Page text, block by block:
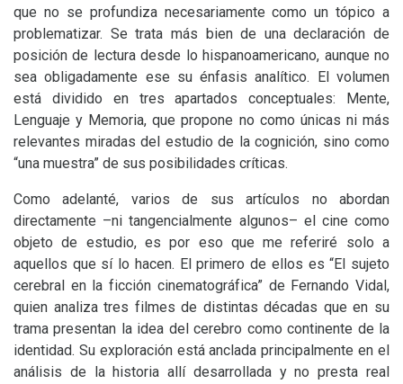
que no se profundiza necesariamente como un tópico a
problematizar. Se trata más bien de una declaración de
posición de lectura desde lo hispanoamericano, aunque no
sea obligadamente ese su énfasis analítico. El volumen
está dividido en tres apartados conceptuales: Mente,
Lenguaje y Memoria, que propone no como únicas ni más
relevantes miradas del estudio de la cognición, sino como
“una muestra” de sus posibilidades críticas.
Como adelanté, varios de sus artículos no abordan
directamente –ni tangencialmente algunos– el cine como
objeto de estudio, es por eso que me referiré solo a
aquellos que sí lo hacen. El primero de ellos es “El sujeto
cerebral en la ficción cinematográfica” de Fernando Vidal,
quien analiza tres filmes de distintas décadas que en su
trama presentan la idea del cerebro como continente de la
identidad. Su exploración está anclada principalmente en el
análisis de la historia allí desarrollada y no presta real